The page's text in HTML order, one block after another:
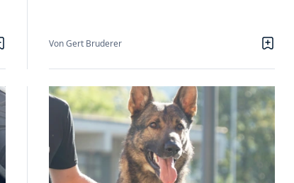
Von Gert Bruderer